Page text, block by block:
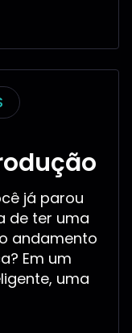
já parou
de ter uma
andamento
Em um
uma